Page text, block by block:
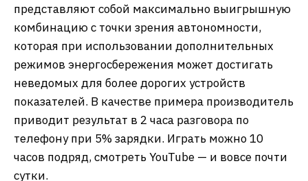
представляют собой максимально выигрышную
комбинацию с точки зрения автономности,
которая при использовании дополнительных
режимов энергосбережения может достигать
неведомых для более дорогих устройств
показателей. В качестве примера производитель
приводит результат в 2 часа разговора по
телефону при 5% зарядки. Играть можно 10
часов подряд, смотреть YouTube — и вовсе почти
сутки.